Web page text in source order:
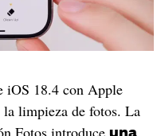
iOS 18.4 con Apple
limpieza de fotos. La
Fotos introduce una